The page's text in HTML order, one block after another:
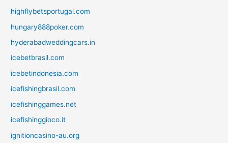
highflybetsportugal.com
hungary888poker.com
hyderabadweddingcars.in
icebetbrasil.com
icebetindonesia.com
icefishingbrasil.com
icefishinggames.net
icefishinggioco.it
ignitioncasino-au.org